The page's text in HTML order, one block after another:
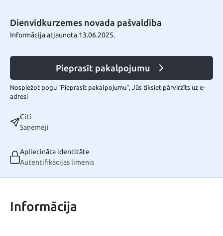
Dienvidkurzemes novada pašvaldība
Informācija atjaunota 13.06.2025.
Pieprasīt pakalpojumu
Nospiežot pogu "Pieprasīt pakalpojumu", Jūs tiksiet pārvirzīts uz e-
adresi
Citi
Saņēmēji
Apliecināta identitāte
Autentifikācijas līmenis
Informācija